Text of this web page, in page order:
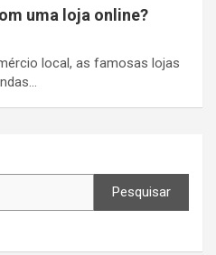
uma loja online?
local, as famosas lojas
Pesquisar